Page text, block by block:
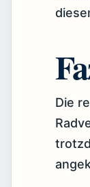
Die